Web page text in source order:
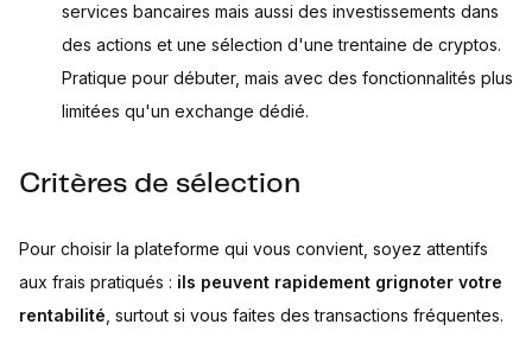
services bancaires mais aussi des investissements dans
des actions et une sélection d'une trentaine de cryptos.
Pratique pour débuter, mais avec des fonctionnalités plus
limitées qu'un exchange dédié.
Critères de sélection
Pour choisir la plateforme qui vous convient, soyez attentifs
aux frais pratiqués : ils peuvent rapidement grignoter votre
rentabilité , surtout si vous faites des transactions fréquentes.